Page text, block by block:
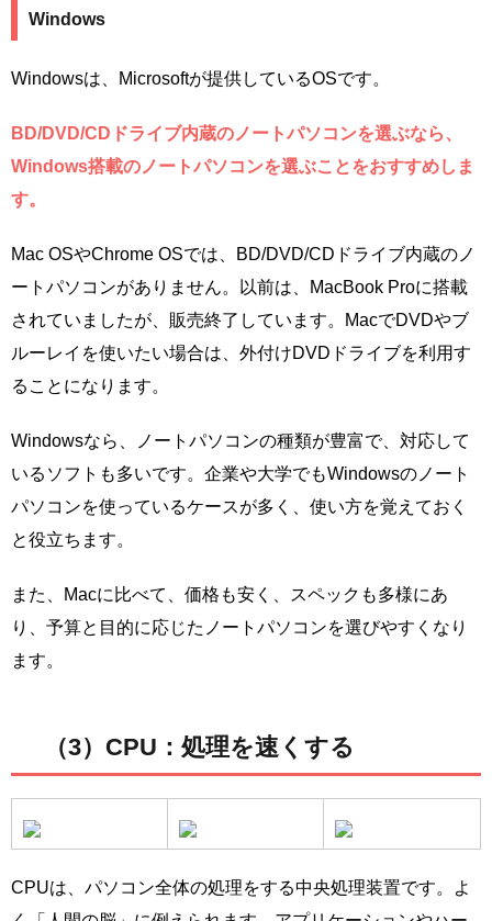
Windows
Windowsは、Microsoftが提供しているOSです。
BD/DVD/CDドライブ内蔵のノートパソコンを選ぶなら、
Windows搭載のノートパソコンを選ぶことをおすすめしま
す。
Mac OSやChrome OSでは、BD/DVD/CDドライブ内蔵のノ
ートパソコンがありません。以前は、MacBook Proに搭載
されていましたが、販売終了しています。MacでDVDやブ
ルーレイを使いたい場合は、外付けDVDドライブを利用す
ることになります。
Windowsなら、ノートパソコンの種類が豊富で、対応して
いるソフトも多いです。企業や大学でもWindowsのノート
パソコンを使っているケースが多く、使い方を覚えておく
と役立ちます。
また、Macに比べて、価格も安く、スペックも多様にあ
り、予算と目的に応じたノートパソコンを選びやすくなり
ます。
（3）CPU：処理を速くする
CPUは、パソコン全体の処理をする中央処理装置です。よ